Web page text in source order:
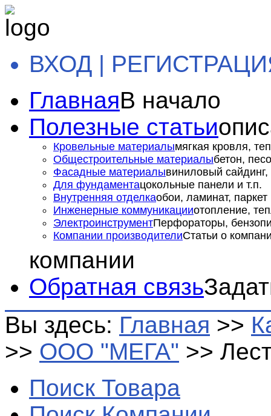
ВХОД |
ГлавнаяВ начало
Полезные статьи
Кровельные материалымягкая кровля,
Общестроительные материалыбетон,
Фасадные материалывиниловый сайдинг,
Для фундаментацокольные панели и т.п.
Внутренняя отделкаобои, ламинат, паркет
Инженерные коммуникацииотопление,
ЭлектроинструментПерфораторы,
Компании производителиСтатьи о
компании
Обратная связь
Вы здесь: Главная >>
>> ООО "МЕГА" >>
Поиск Товара